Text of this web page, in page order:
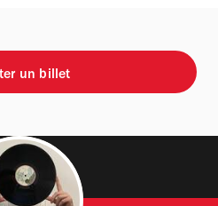
un billet